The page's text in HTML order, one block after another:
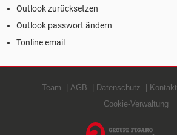
Outlook zurücksetzen
Outlook passwort ändern
Tonline email
Team AGB Datenschutz Kontakt
Cookie-Verwaltung